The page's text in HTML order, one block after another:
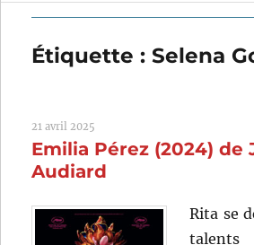
:
Étiquette :Selena
21 avril 2025
Emilia Pérez (2024) de
Audiard
Rita se
talents